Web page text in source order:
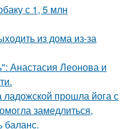
с 1, 5 млн
из дома из-за
Анастасия Леонова и
прошла йога с
замедлиться,
баланс.